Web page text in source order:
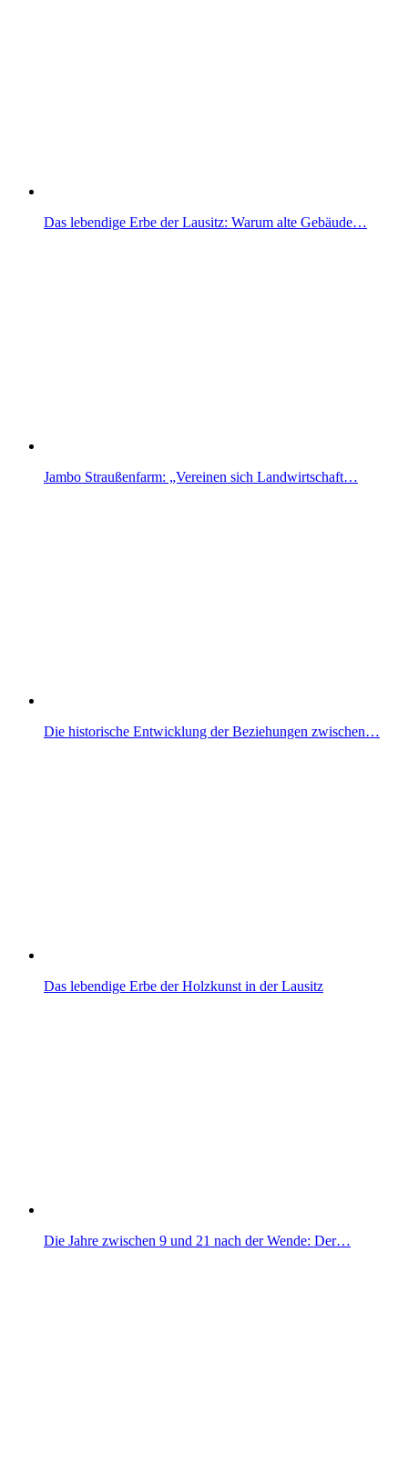
Das lebendige Erbe der Lausitz: Warum alte Gebäude…
Jambo Straußenfarm: „Vereinen sich Landwirtschaft…
Die historische Entwicklung der Beziehungen zwischen…
Das lebendige Erbe der Holzkunst in der Lausitz
Die Jahre zwischen 9 und 21 nach der Wende: Der…